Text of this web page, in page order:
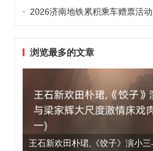
2026济南地铁累积乘车赠票活动
浏览最多的文章
王石新欢田朴珺,《饺子》演小三